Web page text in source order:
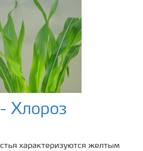
Хлороз
характеризуются желтым